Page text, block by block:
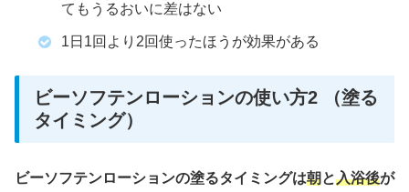
てもうるおいに差はない
1日1回より2回使ったほうが効果がある
ビーソフテンローションの使い方2 （塗る
タイミング）
ビーソフテンローションの塗るタイミングは朝と入浴後が